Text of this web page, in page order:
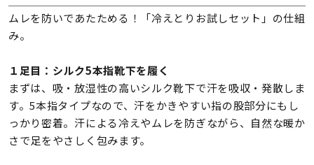
ムレを防いであたためる！「冷えとりお試しセット」の仕組
み。
１足目：シルク5本指靴下を履く
まずは、吸・放湿性の高いシルク靴下で汗を吸収・発散しま
す。5本指タイプなので、汗をかきやすい指の股部分にもし
っかり密着。汗による冷えやムレを防ぎながら、自然な暖か
さで足をやさしく包みます。